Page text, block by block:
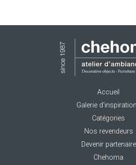
Accueil
Galerie
Catégories
Nos revendeurs
Devenir partenaire
Chehoma